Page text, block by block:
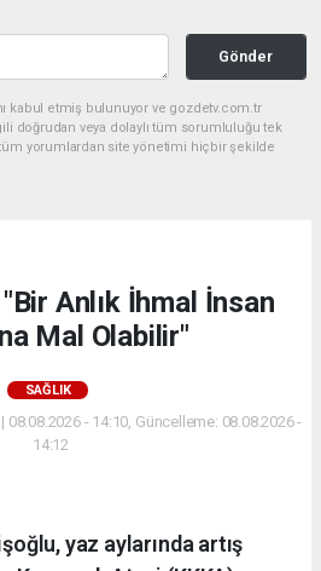
Gönder
kabul etmiş bulunuyor ve gozdetv.com.tr
doğrudan veya dolaylı tüm sorumluluğu tek
tüm yorumlardan site yönetimi hiçbir şekilde
"Bir Anlık İhmal İnsan
Mal Olabilir"
SAĞLIK
- 14:10, Güncelleme: 08.08.2026 -
14:12
yaz aylarında artış